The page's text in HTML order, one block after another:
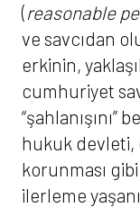
(reasonable
ve savcıdan
erkinin,
cumhuriyet
“şahlanışını”
hukuk devleti,
korunması
ilerleme